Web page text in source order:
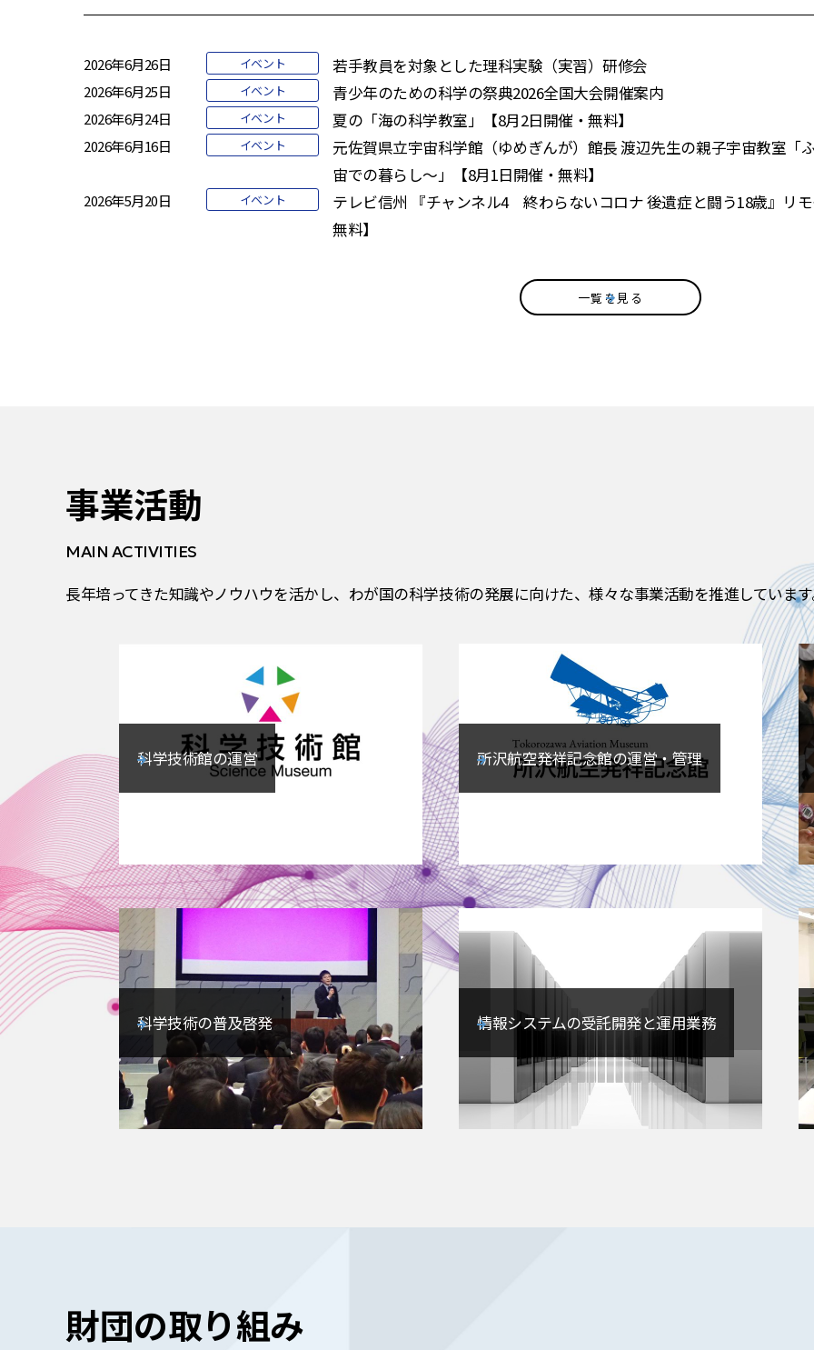
2026年6月26日 イベント 若手教員を対象とした理科実験（実習）研修会
2026年6月25日 イベント 青少年のための科学の祭典2026全国大会開催案内
2026年6月24日 イベント 夏の「海の科学教室」【8月2日開催・無料】
2026年6月16日 イベント
元佐賀県立宇宙科学館（ゆめぎんが）館長 渡辺先生の親子宇宙教室「
宙での暮らし～」【8月1日開催・無料】
2026年5月20日 イベント
テレビ信州 『チャンネル4 終わらないコロナ 後遺症と闘う18歳』リ
無料】
一覧を見る
事業活動
MAIN ACTIVITIES
長年培ってきた知識やノウハウを活かし、わが国の科学技術の発展に向けた、様々な事業活動を推進していま
科学技術館の運営 所沢航空発祥記念館の運営・管理
科学技術の普及啓発 情報システムの受託開発と運用業務
財団の取り組み